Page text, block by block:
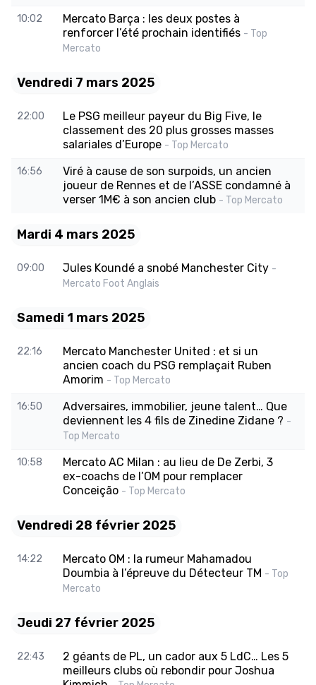
10:02
Mercato Barça : les deux postes à
renforcer l’été prochain identifiés - Top
Mercato
Vendredi 7 mars 2025
22:00
Le PSG meilleur payeur du Big Five, le
classement des 20 plus grosses masses
salariales d’Europe - Top Mercato
16:56
Viré à cause de son surpoids, un ancien
joueur de Rennes et de l’ASSE condamné à
verser 1M€ à son ancien club - Top Mercato
Mardi 4 mars 2025
09:00 Jules Koundé a snobé Manchester City -
Mercato Foot Anglais
Samedi 1 mars 2025
22:16
Mercato Manchester United : et si un
ancien coach du PSG remplaçait Ruben
Amorim - Top Mercato
16:50
Adversaires, immobilier, jeune talent… Que
deviennent les 4 fils de Zinedine Zidane ? -
Top Mercato
10:58
Mercato AC Milan : au lieu de De Zerbi, 3
ex-coachs de l’OM pour remplacer
Conceição - Top Mercato
Vendredi 28 février 2025
14:22
Mercato OM : la rumeur Mahamadou
Doumbia à l’épreuve du Détecteur TM - Top
Mercato
Jeudi 27 février 2025
22:43
2 géants de PL, un cador aux 5 LdC… Les 5
meilleurs clubs où rebondir pour Joshua